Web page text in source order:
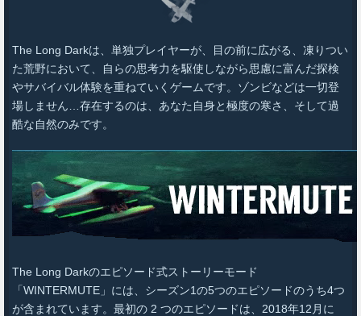
The Long Darkは、単独プレイヤーが、目の前に広がる、凍りつい
た荒野において、自らの思考力を駆使しながら思慮に富んだ探検
やサバイバル体験を重ねていくゲームです。ゾンビなどは一切登
場しません…存在するのは、あなた自身と極度の寒さ、そして過
酷な自然のみです。
The Long Darkのエピソード式ストーリーモード
「WINTERMUTE」には、シーズン1の5つのエピソードのうち4つ
が含まれています。最初の 2 つのエピソードは、2018年12月に